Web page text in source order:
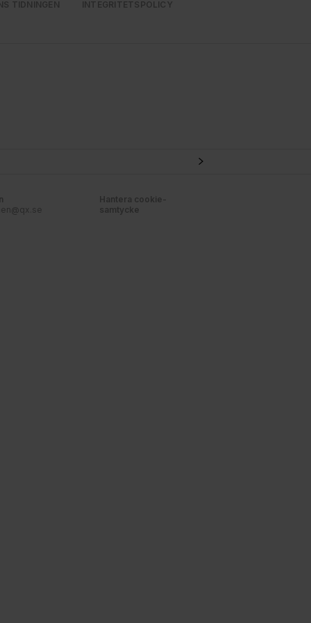
TIDNINGEN
INTEGRITETSPOLICY
Hantera cookie-
samtycke